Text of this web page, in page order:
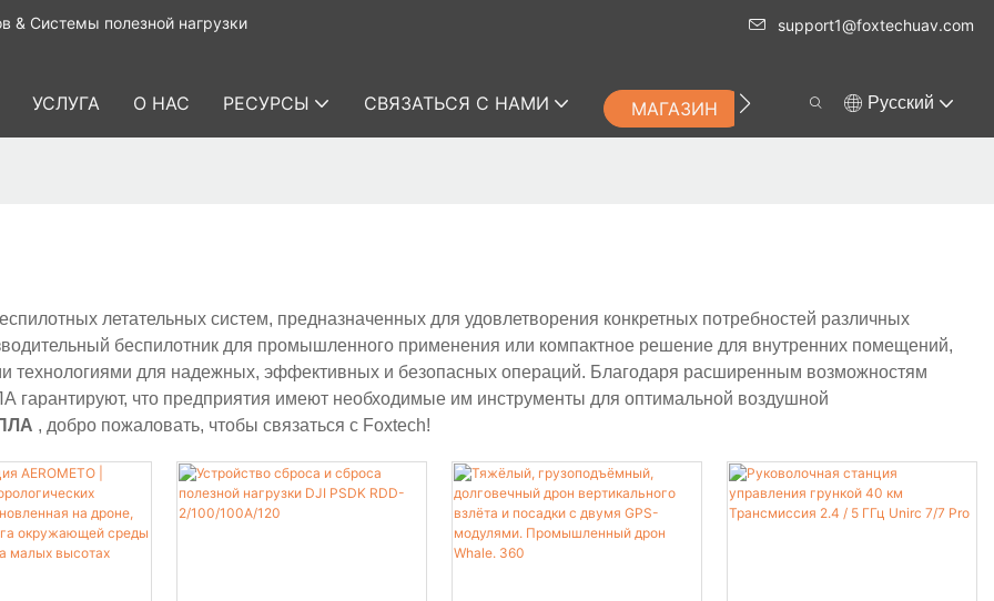
& Системы полезной нагрузки
support1@foxtechuav.com
УСЛУГА О НАС РЕСУРСЫ СВЯЗАТЬСЯ С НАМИ МАГАЗИН Pусский
летательных систем, предназначенных для удовлетворения конкретных потребностей различных
беспилотник для промышленного применения или компактное решение для внутренних помещений,
для надежных, эффективных и безопасных операций. Благодаря расширенным возможностям
гарантируют, что предприятия имеют необходимые им инструменты для оптимальной воздушной
, добро пожаловать, чтобы связаться с Foxtech!